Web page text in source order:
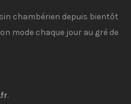
chambérien depuis bientôt
mode chaque jour au gré de
.